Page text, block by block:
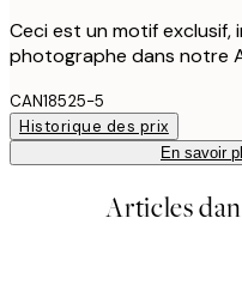
Ceci est un motif exclusif,
photographe dans notre
CAN18525-5
Historique des prix
En savoir
Articles